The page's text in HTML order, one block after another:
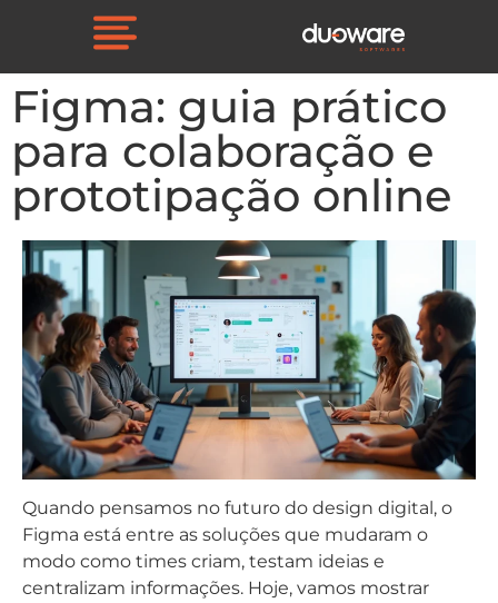
Figma: guia prático
para colaboração e
prototipação online
Quando pensamos no futuro do design digital, o
Figma está entre as soluções que mudaram o
modo como times criam, testam ideias e
centralizam informações. Hoje, vamos mostrar